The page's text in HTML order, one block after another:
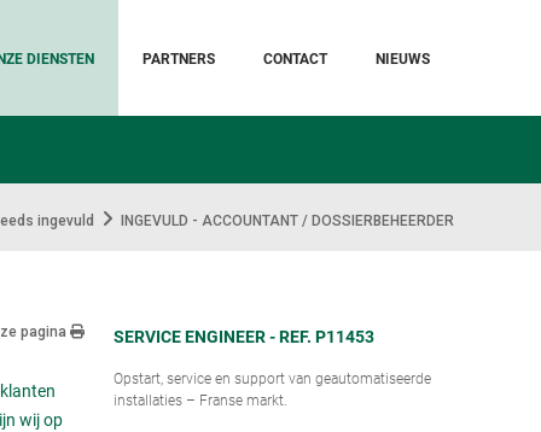
DIENSTEN PARTNERS CONTACT NIEUWS
ingevuld INGEVULD - ACCOUNTANT / DOSSIERBEHEERDER
pagina
wij op
SERVICE ENGINEER - REF. P11453
Opstart, service en support van geautomatiseerde
installaties – Franse markt.